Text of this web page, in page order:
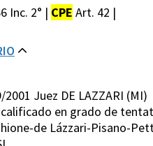
Inc. 2° | CPE Art. 42 |
2001 Juez DE LAZZARI (MI)
calificado en grado de
de Lázzari-Pisano-